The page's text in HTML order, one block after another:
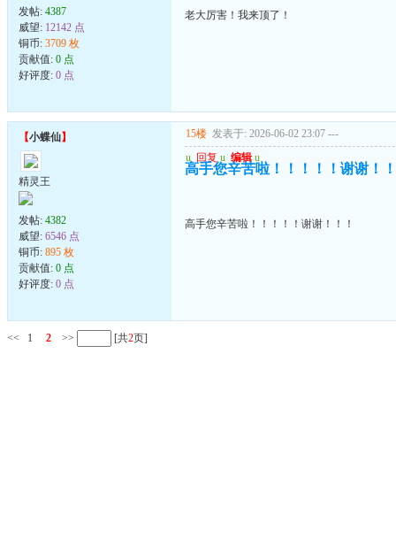
发帖: 4387
威望: 12142 点
铜币: 3709 枚
贡献值: 0 点
好评度: 0 点
老大厉害！我来顶了！
【小蝶仙】
精灵王
发帖: 4382
威望: 6546 点
铜币: 895 枚
贡献值: 0 点
好评度: 0 点
15楼 发表于: 2026-06-02 23:07 ---
u 回复 u 编辑 u
高手您辛苦啦！！！！！谢谢！
高手您辛苦啦！！！！！谢谢！！！
<< 1 2 >> [共2页]